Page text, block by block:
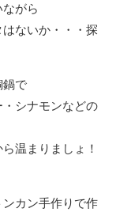
がら
ないか・・・探
鍋で
シナモンなどの
温まりましょ！
カン手作りで作